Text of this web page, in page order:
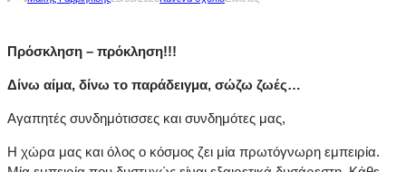
Πρόσκληση – πρόκληση!!!
Δίνω αίμα, δίνω το παράδειγμα, σώζω ζωές…
Αγαπητές συνδημότισσες και συνδημότες μας,
Η χώρα μας και όλος ο κόσμος ζει μία πρωτόγνωρη εμπειρία.